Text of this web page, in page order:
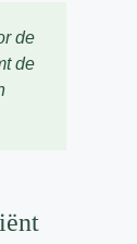
de
de